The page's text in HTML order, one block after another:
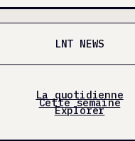
LNT NEWS
La quotidienne
Cette semaine
Explorer